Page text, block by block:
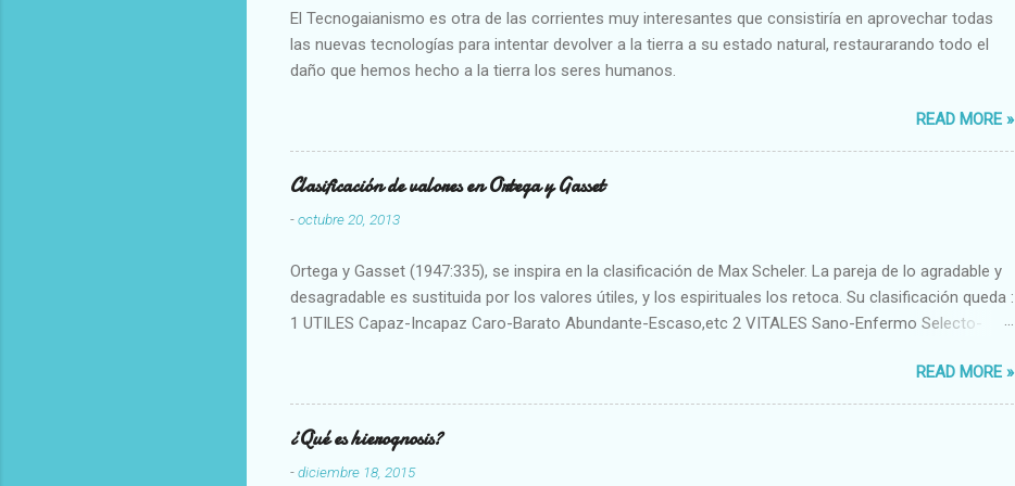
El Tecnogaianismo es otra de las corrientes muy interesantes que consistiría en aprovechar todas
las nuevas tecnologías para intentar devolver a la tierra a su estado natural, restaurarando todo el
daño que hemos hecho a la tierra los seres humanos.
READ MORE »
Clasificación de valores en Ortega y Gasset
-octubre 20, 2013
Ortega y Gasset (1947:335), se inspira en la clasificación de Max Scheler. La pareja de lo agradable y
desagradable es sustituida por los valores útiles, y los espirituales los retoca. Su clasificación queda :
1 UTILES Capaz-Incapaz Caro-Barato Abundante-Escaso,etc 2 VITALES Sano-Enfermo Selecto-
Aproximado Evidente-Probable,etc b) Morales Bueno-malo Bondadoso-malvado Justo-Injusto
Escrupuloso-Relajado Leal-Desleal,etc. d) Estéticos Bello-Feo Gracioso-Tosco Elegante-Inelegante
Armonioso-Inarmonioso 4 RELIGIOSOS Santo-Pr...
READ MORE »
¿Qué es hierognosis?
-diciembre 18, 2015